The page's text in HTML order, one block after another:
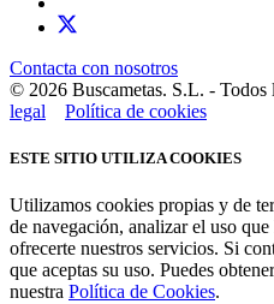
Contacta con nosotros
© 2026 Buscametas. S.L. - Todos
legal
Política de cookies
ESTE SITIO UTILIZA COOKIES
Utilizamos cookies propias y de
de navegación, analizar el uso
ofrecerte nuestros servicios. Si
que aceptas su uso. Puedes
nuestra Política de Cookies.